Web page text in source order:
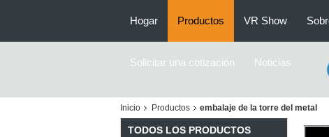
Hogar Productos VR Show
Solicitar una cotización Noticias
Inicio Productos embalaje de la torre del metal
TODOS LOS PRODUCTOS